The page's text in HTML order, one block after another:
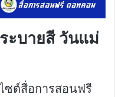
ะบายสี วันแม่
ซต์สื่อการสอนฟรี